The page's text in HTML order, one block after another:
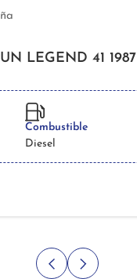
LEGEND 41 1987
Combustible
Diesel